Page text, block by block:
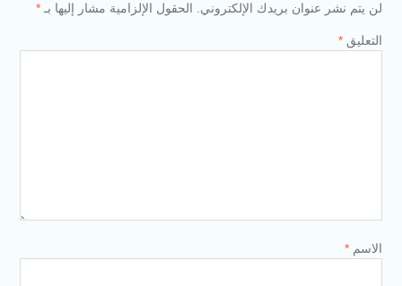
لن يتم نشر عنوان بريدك الإلكتروني. الحقول الإلزامية مشار إليها بـ *
التعليق *
الاسم *